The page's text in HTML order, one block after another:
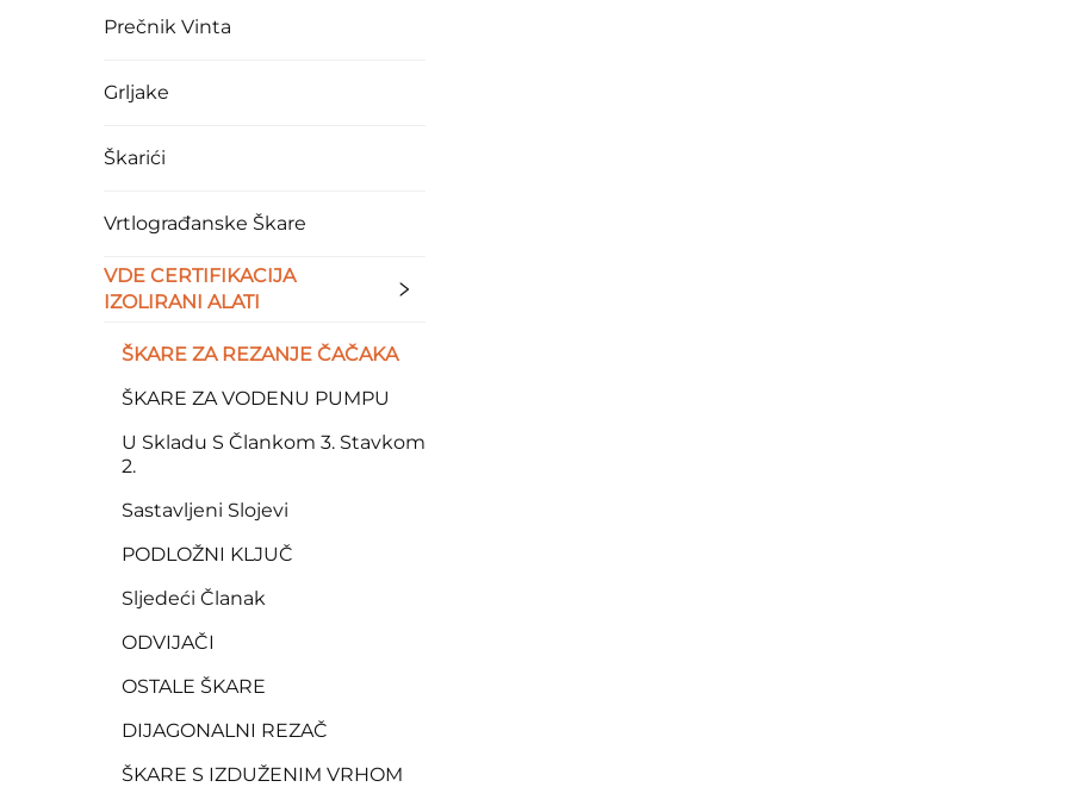
Prečnik Vinta
Grljake
Škarići
Vrtlograđanske Škare
VDE CERTIFIKACIJA
IZOLIRANI ALATI
ŠKARE ZA REZANJE ČAČAKA
ŠKARE ZA VODENU PUMPU
U Skladu S Člankom 3. Stavkom
2.
Sastavljeni Slojevi
PODLOŽNI KLJUČ
Sljedeći Članak
ODVIJAČI
OSTALE ŠKARE
DIJAGONALNI REZAČ
ŠKARE S IZDUŽENIM VRHOM